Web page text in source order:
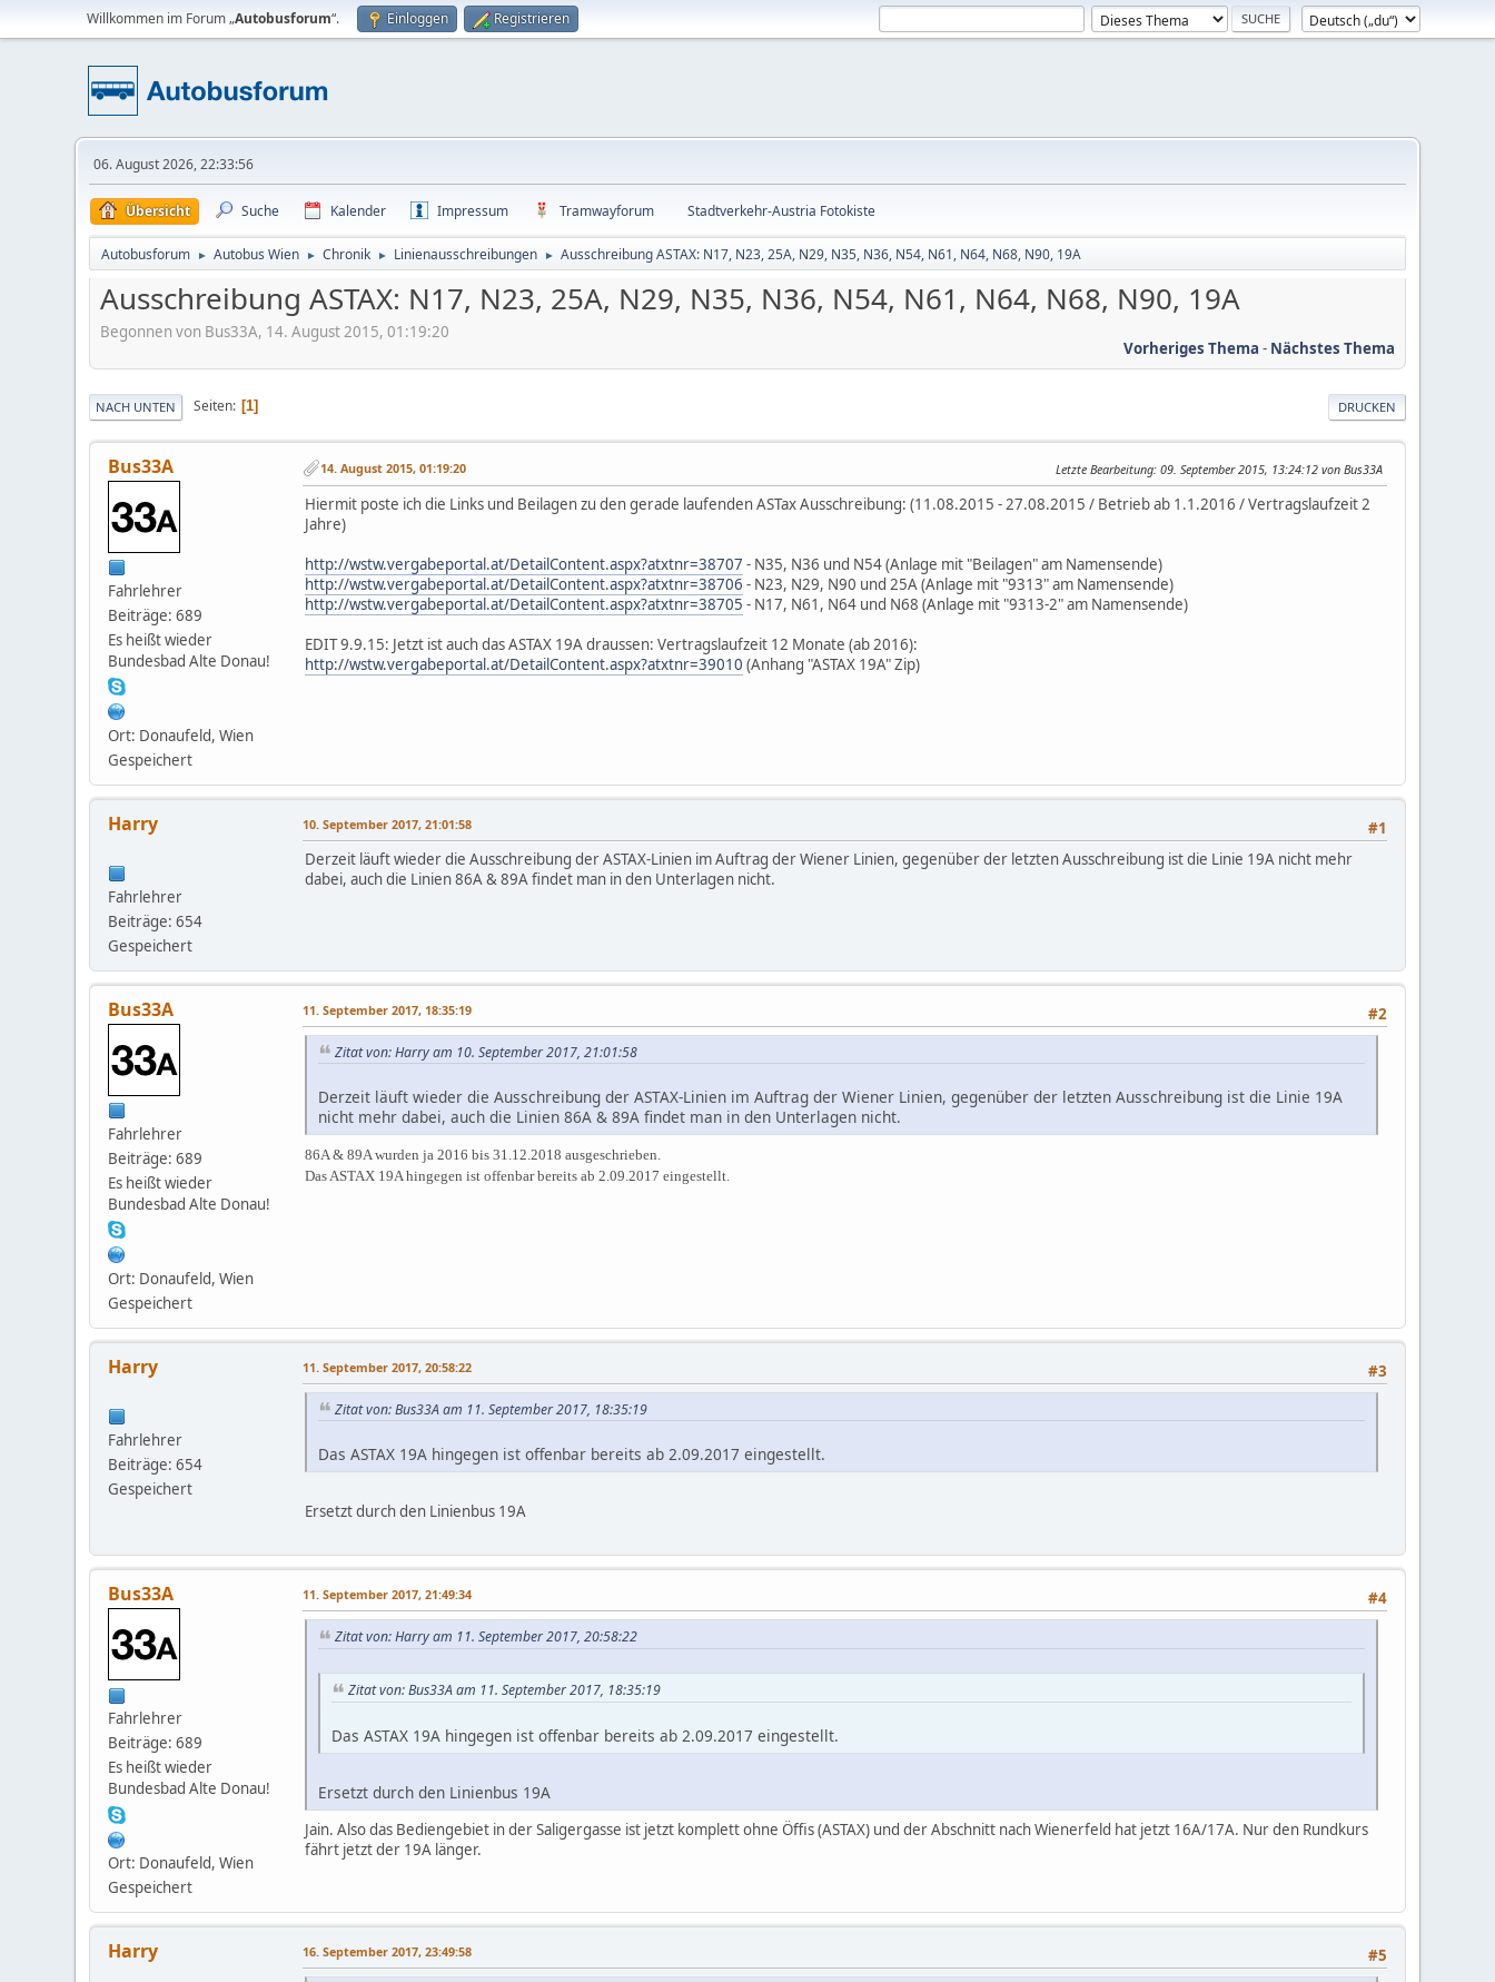
Willkommen im Forum „Autobusforum“. Einloggen Registrieren
06. August 2026, 22:33:56
Übersicht Suche Kalender Impressum Tramwayforum Stadtverkehr-Austria Fotokiste
Autobusforum ► Autobus Wien ► Chronik ► Linienausschreibungen ► Ausschreibung ASTAX: N17, N23, 25A, N29, N35, N36, N54, N61, N64, N68, N90, 19A
Ausschreibung ASTAX: N17, N23, 25A, N29, N35, N36, N54, N61, N64, N68, N90, 19A
Begonnen von Bus33A, 14. August 2015, 01:19:20
Vorheriges Thema - Nächstes Thema
DRUCKEN
NACH UNTEN Seiten 1
Bus33A
Fahrlehrer
Beiträge: 689
Es heißt wieder
Bundesbad Alte Donau!
Ort: Donaufeld, Wien
Gespeichert
14. August 2015, 01:19:20 Letzte Bearbeitung: 09. September 2015, 13:24:12 von Bus33A
Hiermit poste ich die Links und Beilagen zu den gerade laufenden ASTax Ausschreibung: (11.08.2015 - 27.08.2015 / Betrieb ab 1.1.2016 / Vertragslaufzeit 2
Jahre)
http://wstw.vergabeportal.at/DetailContent.aspx?atxtnr=38707 - N35, N36 und N54 (Anlage mit "Beilagen" am Namensende)
http://wstw.vergabeportal.at/DetailContent.aspx?atxtnr=38706 - N23, N29, N90 und 25A (Anlage mit "9313" am Namensende)
http://wstw.vergabeportal.at/DetailContent.aspx?atxtnr=38705 - N17, N61, N64 und N68 (Anlage mit "9313-2" am Namensende)
EDIT 9.9.15: Jetzt ist auch das ASTAX 19A draussen: Vertragslaufzeit 12 Monate (ab 2016):
http://wstw.vergabeportal.at/DetailContent.aspx?atxtnr=39010 (Anhang "ASTAX 19A" Zip)
Harry
Fahrlehrer
Beiträge: 654
Gespeichert
#1
10. September 2017, 21:01:58
Derzeit läuft wieder die Ausschreibung der ASTAX-Linien im Auftrag der Wiener Linien, gegenüber der letzten Ausschreibung ist die Linie 19A nicht mehr
dabei, auch die Linien 86A & 89A findet man in den Unterlagen nicht.
Bus33A
Fahrlehrer
Beiträge: 689
Es heißt wieder
Bundesbad Alte Donau!
Ort: Donaufeld, Wien
Gespeichert
#2
11. September 2017, 18:35:19
Zitat von: Harry am 10. September 2017, 21:01:58
Derzeit läuft wieder die Ausschreibung der ASTAX-Linien im Auftrag der Wiener Linien, gegenüber der letzten Ausschreibung ist die Linie 19A
nicht mehr dabei, auch die Linien 86A & 89A findet man in den Unterlagen nicht.
86A & 89A wurden ja 2016 bis 31.12.2018 ausgeschrieben.
Das ASTAX 19A hingegen ist offenbar bereits ab 2.09.2017 eingestellt.
Harry
Fahrlehrer
Beiträge: 654
Gespeichert
#3
11. September 2017, 20:58:22
Zitat von: Bus33A am 11. September 2017, 18:35:19
Das ASTAX 19A hingegen ist offenbar bereits ab 2.09.2017 eingestellt.
Ersetzt durch den Linienbus 19A
Bus33A
Fahrlehrer
Beiträge: 689
Es heißt wieder
Bundesbad Alte Donau!
Ort: Donaufeld, Wien
Gespeichert
#4
11. September 2017, 21:49:34
Zitat von: Harry am 11. September 2017, 20:58:22
Zitat von: Bus33A am 11. September 2017, 18:35:19
Das ASTAX 19A hingegen ist offenbar bereits ab 2.09.2017 eingestellt.
Ersetzt durch den Linienbus 19A
Jain. Also das Bediengebiet in der Saligergasse ist jetzt komplett ohne Öffis (ASTAX) und der Abschnitt nach Wienerfeld hat jetzt 16A/17A. Nur den Rundkurs
fährt jetzt der 19A länger.
Harry #5
16. September 2017, 23:49:58